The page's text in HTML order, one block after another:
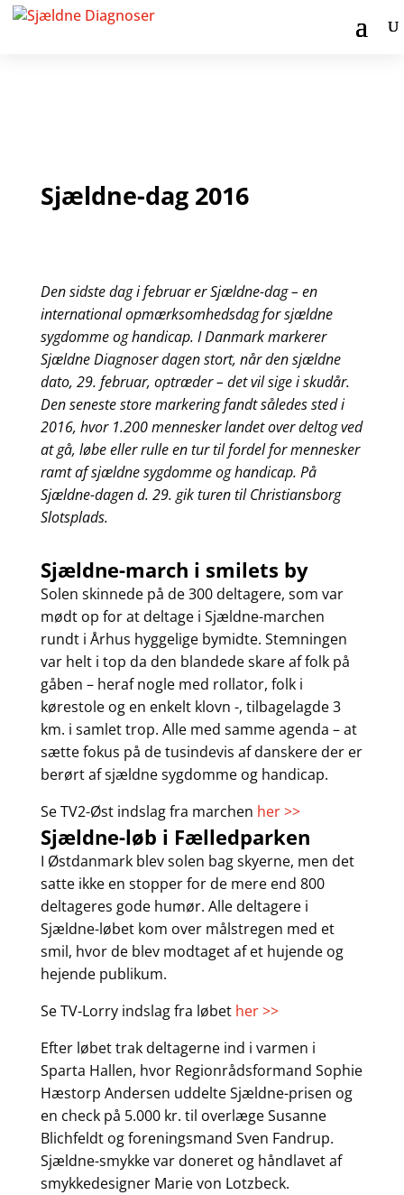
Sjældne-dag 2016
Den sidste dag i februar er Sjældne-dag – en
international opmærksomhedsdag for sjældne
sygdomme og handicap. I Danmark markerer
Sjældne Diagnoser dagen stort, når den sjældne
dato, 29. februar, optræder – det vil sige i skudår.
Den seneste store markering fandt således sted i
2016, hvor 1.200 mennesker landet over deltog ved
at gå, løbe eller rulle en tur til fordel for mennesker
ramt af sjældne sygdomme og handicap. På
Sjældne-dagen d. 29. gik turen til Christiansborg
Slotsplads.
Sjældne-march i smilets by
Solen skinnede på de 300 deltagere, som var
mødt op for at deltage i Sjældne-marchen
rundt i Århus hyggelige bymidte. Stemningen
var helt i top da den blandede skare af folk på
gåben – heraf nogle med rollator, folk i
kørestole og en enkelt klovn -, tilbagelagde 3
km. i samlet trop. Alle med samme agenda – at
sætte fokus på de tusindevis af danskere der er
berørt af sjældne sygdomme og handicap.
Se TV2-Øst indslag fra marchen her >>
Sjældne-løb i Fælledparken
I Østdanmark blev solen bag skyerne, men det
satte ikke en stopper for de mere end 800
deltageres gode humør. Alle deltagere i
Sjældne-løbet kom over målstregen med et
smil, hvor de blev modtaget af et hujende og
hejende publikum.
Se TV-Lorry indslag fra løbet her >>
Efter løbet trak deltagerne ind i varmen i
Sparta Hallen, hvor Regionrådsformand Sophie
Hæstorp Andersen uddelte Sjældne-prisen og
en check på 5.000 kr. til overlæge Susanne
Blichfeldt og foreningsmand Sven Fandrup.
Sjældne-smykke var doneret og håndlavet af
smykkedesigner Marie von Lotzbeck.